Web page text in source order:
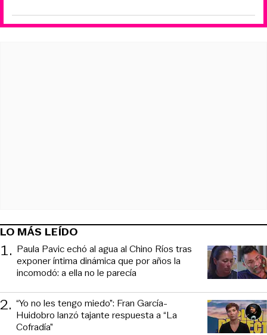
LO MÁS LEÍDO
1. Paula Pavic echó al agua al Chino Ríos tras
exponer íntima dinámica que por años la
incomodó: a ella no le parecía
2. “Yo no les tengo miedo”: Fran García-
Huidobro lanzó tajante respuesta a “La
Cofradía”